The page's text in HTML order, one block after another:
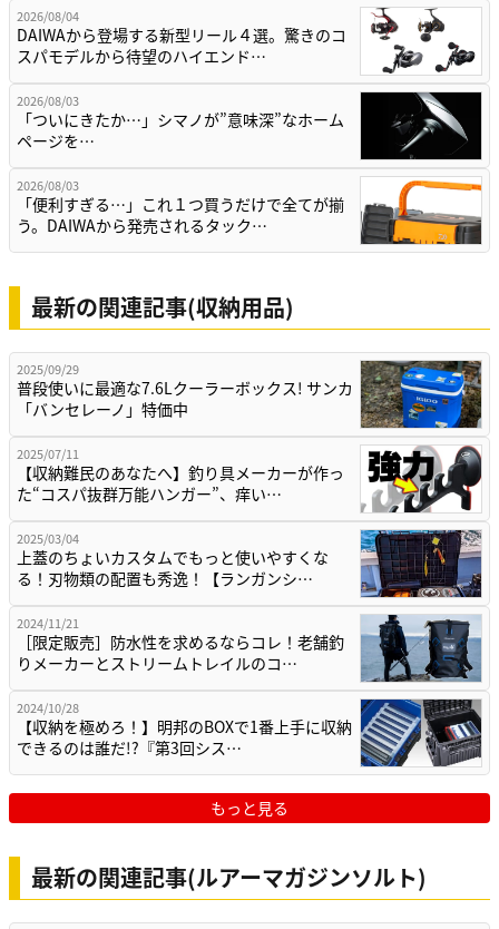
2026/08/04
DAIWAから登場する新型リール４選。驚きのコ
スパモデルから待望のハイエンド…
2026/08/03
「ついにきたか…」シマノが”意味深”なホーム
ページを…
2026/08/03
「便利すぎる…」これ１つ買うだけで全てが揃
う。DAIWAから発売されるタック…
最新の関連記事(収納用品)
2025/09/29
普段使いに最適な7.6Lクーラーボックス! サンカ
「バンセレーノ」特価中
2025/07/11
【収納難民のあなたへ】釣り具メーカーが作っ
た“コスパ抜群万能ハンガー”、痒い…
2025/03/04
上蓋のちょいカスタムでもっと使いやすくな
る！刃物類の配置も秀逸！【ランガンシ…
2024/11/21
［限定販売］防水性を求めるならコレ！老舗釣
りメーカーとストリームトレイルのコ…
2024/10/28
【収納を極めろ！】明邦のBOXで1番上手に収納
できるのは誰だ!?『第3回シス…
もっと見る
最新の関連記事(ルアーマガジンソルト)